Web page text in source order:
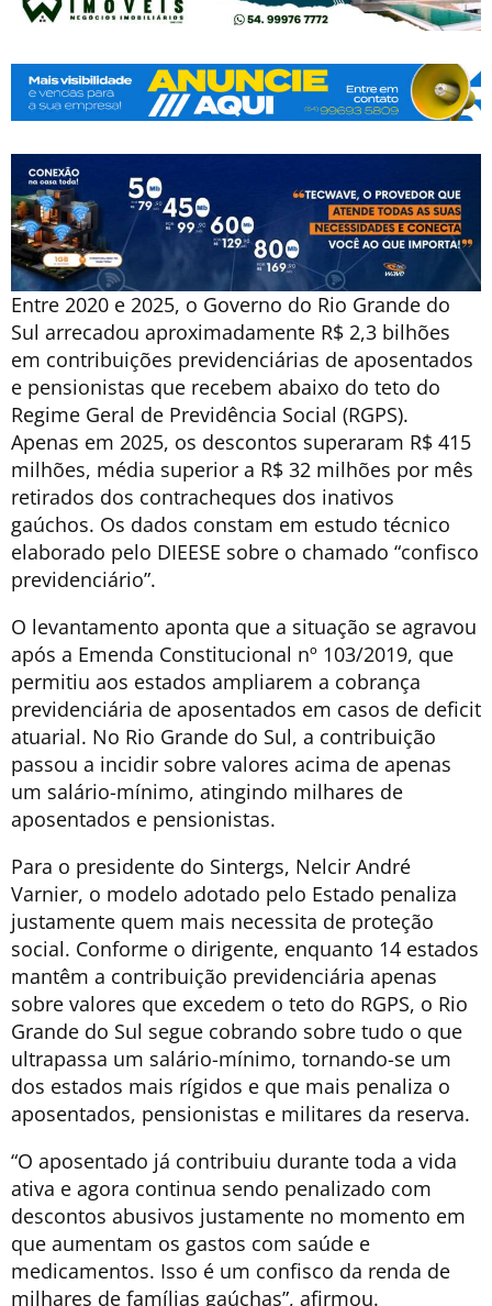
Entre 2020 e 2025, o Governo do Rio Grande do
Sul arrecadou aproximadamente R$ 2,3 bilhões
em contribuições previdenciárias de aposentados
e pensionistas que recebem abaixo do teto do
Regime Geral de Previdência Social (RGPS).
Apenas em 2025, os descontos superaram R$ 415
milhões, média superior a R$ 32 milhões por mês
retirados dos contracheques dos inativos
gaúchos. Os dados constam em estudo técnico
elaborado pelo DIEESE sobre o chamado “confisco
previdenciário”.
O levantamento aponta que a situação se agravou
após a Emenda Constitucional nº 103/2019, que
permitiu aos estados ampliarem a cobrança
previdenciária de aposentados em casos de deficit
atuarial. No Rio Grande do Sul, a contribuição
passou a incidir sobre valores acima de apenas
um salário-mínimo, atingindo milhares de
aposentados e pensionistas.
Para o presidente do Sintergs, Nelcir André
Varnier, o modelo adotado pelo Estado penaliza
justamente quem mais necessita de proteção
social. Conforme o dirigente, enquanto 14 estados
mantêm a contribuição previdenciária apenas
sobre valores que excedem o teto do RGPS, o Rio
Grande do Sul segue cobrando sobre tudo o que
ultrapassa um salário-mínimo, tornando-se um
dos estados mais rígidos e que mais penaliza o
aposentados, pensionistas e militares da reserva.
“O aposentado já contribuiu durante toda a vida
ativa e agora continua sendo penalizado com
descontos abusivos justamente no momento em
que aumentam os gastos com saúde e
medicamentos. Isso é um confisco da renda de
milhares de famílias gaúchas”, afirmou.